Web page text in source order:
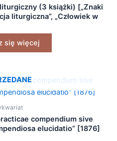
(3 książki) [„Znaki
liturgiczna”, „Człowiek w
się więcej
compendium sive
elucidatio” [1876]